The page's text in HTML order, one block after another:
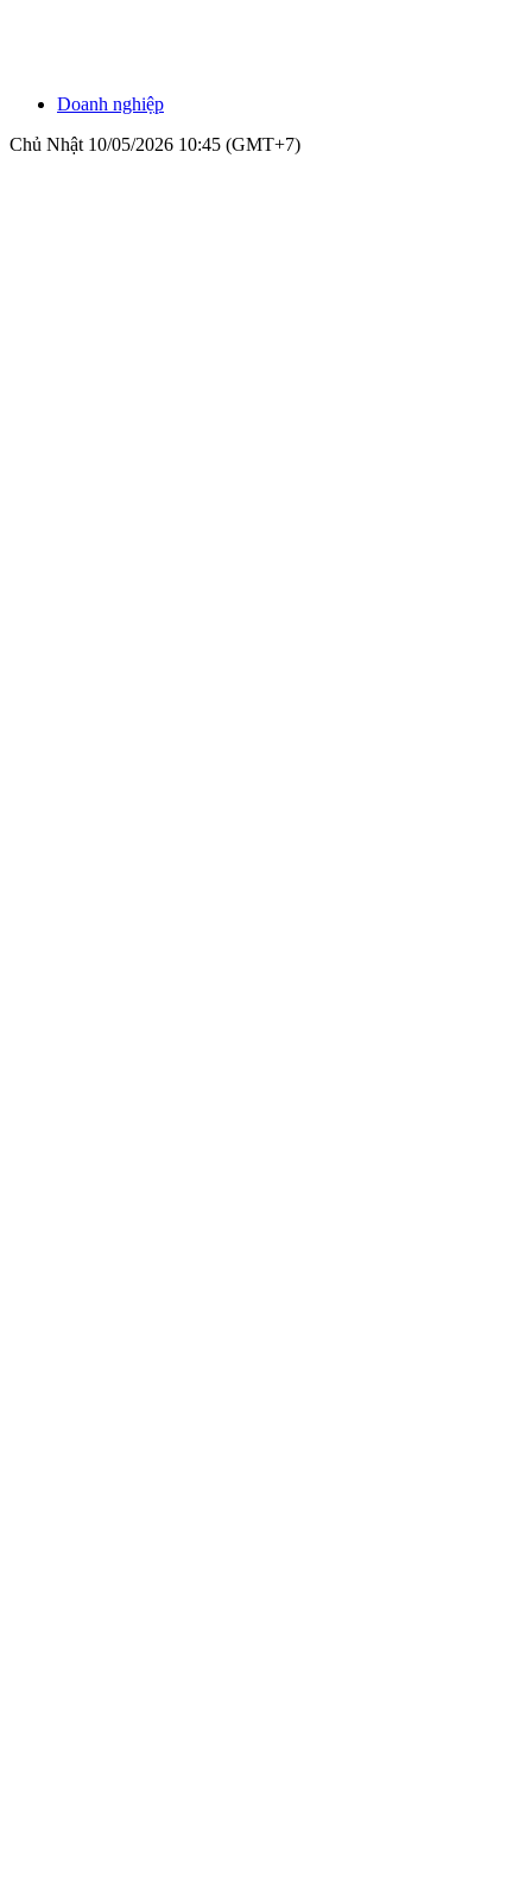
Doanh nghiệp
Chủ Nhật 10/05/2026 10:45 (GMT+7)